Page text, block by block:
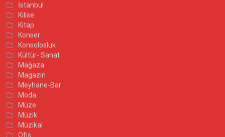
İstanbul
Kilise
Kitap
Konser
Konsolosluk
Kültür- Sanat
Mağaza
Magazin
Meyhane-Bar
Moda
Müze
Müzik
Müzikal
Ofis